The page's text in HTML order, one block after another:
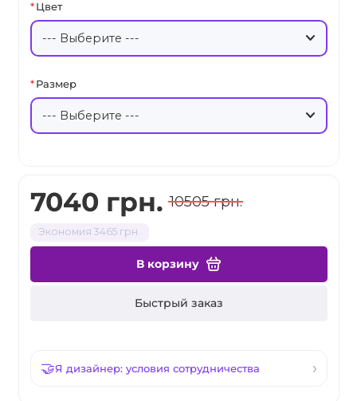
7040 грн. 10505 грн.
Экономия 3465 грн.
В корзину
Быстрый заказ
Я дизайнер: условия сотрудничества
Цвет
Размер